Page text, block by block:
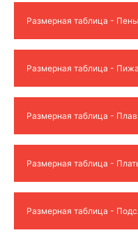
Размерная таблица -
Размерная таблица -
Размерная таблица -
Размерная таблица -
Размерная таблица -